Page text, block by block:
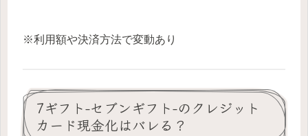
※利用額や決済方法で変動あり
7ギフト-セブンギフト-のクレジット
カード現金化はバレる？